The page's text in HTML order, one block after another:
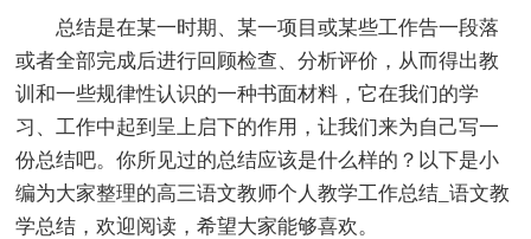
总结是在某一时期、某一项目或某些工作告一段落
或者全部完成后进行回顾检查、分析评价，从而得出教
训和一些规律性认识的一种书面材料，它在我们的学
习、工作中起到呈上启下的作用，让我们来为自己写一
份总结吧。你所见过的总结应该是什么样的？以下是小
编为大家整理的高三语文教师个人教学工作总结_语文教
学总结，欢迎阅读，希望大家能够喜欢。